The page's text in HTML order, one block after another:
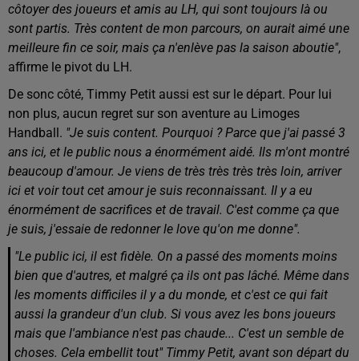
côtoyer des joueurs et amis au LH, qui sont toujours là ou
sont partis. Très content de mon parcours, on aurait aimé une
meilleure fin ce soir, mais ça n'enlève pas la saison aboutie",
affirme le pivot du LH.
De sonc côté, Timmy Petit aussi est sur le départ. Pour lui
non plus, aucun regret sur son aventure au Limoges
Handball. "Je suis content. Pourquoi ? Parce que j'ai passé 3
ans ici, et le public nous a énormément aidé. Ils m'ont montré
beaucoup d'amour. Je viens de très très très très loin, arriver
ici et voir tout cet amour je suis reconnaissant. Il y a eu
énormément de sacrifices et de travail. C'est comme ça que
je suis, j'essaie de redonner le love qu'on me donne".
"Le public ici, il est fidèle. On a passé des moments moins
bien que d'autres, et malgré ça ils ont pas lâché. Même dans
les moments difficiles il y a du monde, et c'est ce qui fait
aussi la grandeur d'un club. Si vous avez les bons joueurs
mais que l'ambiance n'est pas chaude... C'est un semble de
choses. Cela embellit tout" Timmy Petit, avant son départ du